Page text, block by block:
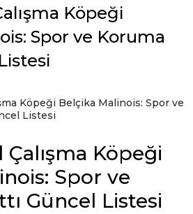
Köpeği
Spor ve Koruma
Köpeği Belçika Malinois: Spor ve
Listesi
Köpeği
Spor ve
Güncel Listesi